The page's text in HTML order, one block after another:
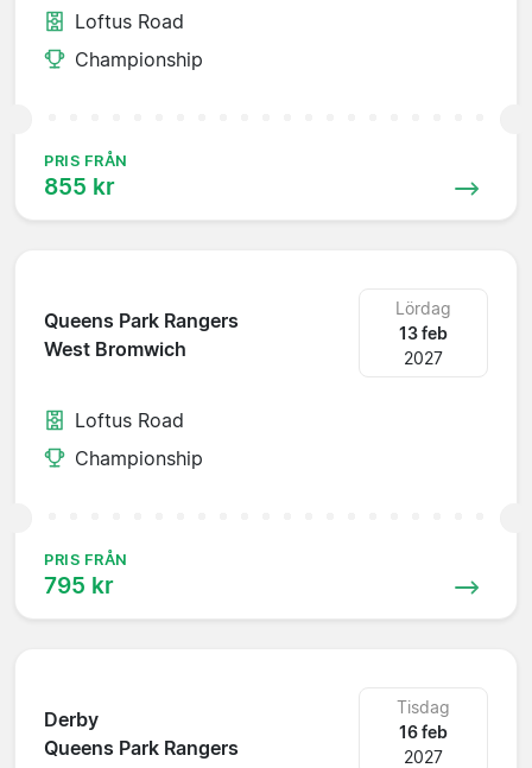
Loftus Road
Championship
PRIS FRÅN
855 kr
Queens Park Rangers
West Bromwich
Lördag
13 feb
2027
Loftus Road
Championship
PRIS FRÅN
795 kr
Derby
Queens Park Rangers
Tisdag
16 feb
2027